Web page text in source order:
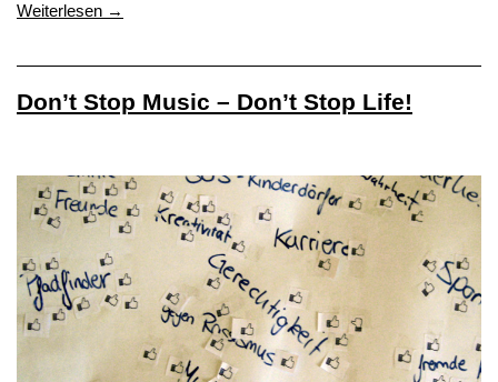
Weiterlesen →
Don’t Stop Music – Don’t Stop Life!